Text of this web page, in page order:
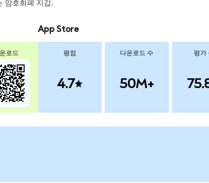
암호화폐 지갑.
로드
App Store
평점
4.7
다운로드 수
50M+
평가